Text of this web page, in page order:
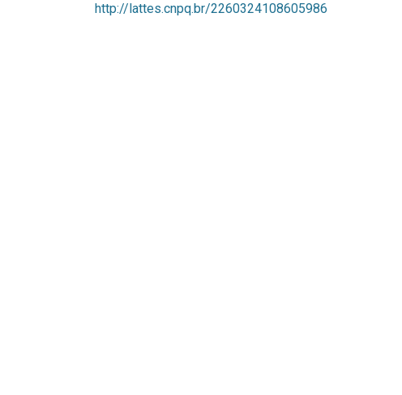
http://lattes.cnpq.br/2260324108605986